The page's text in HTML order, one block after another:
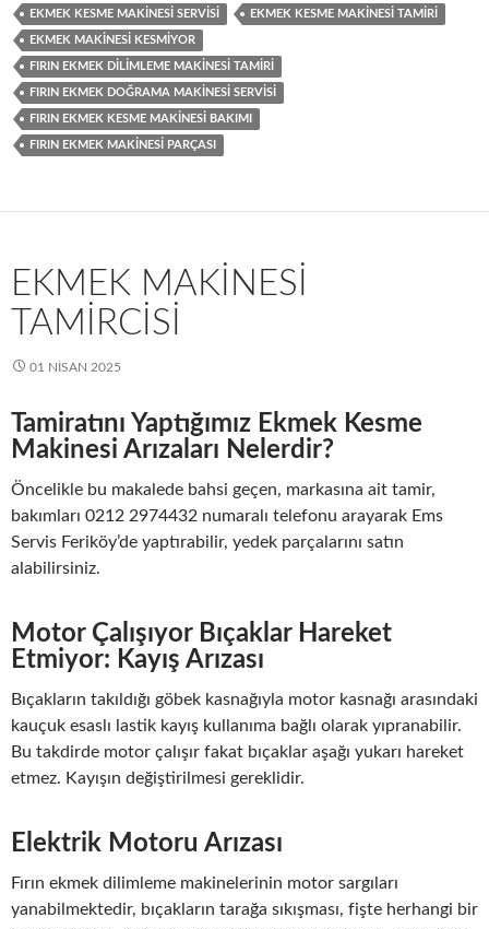
EKMEK KESME MAKINESI SERVISI EKMEK KESME MAKINESI TAMIRI
EKMEK MAKINESI KESMIYOR
FIRIN EKMEK DILIMLEME MAKINESI TAMIRI
FIRIN EKMEK DOĞRAMA MAKINESI SERVISI
FIRIN EKMEK KESME MAKINESI BAKIMI
FIRIN EKMEK MAKINESI PARÇASI
EKMEK MAKINESI
TAMIRCISI
01 NISAN 2025
Tamiratını Yaptığımız Ekmek Kesme
Makinesi Arızaları Nelerdir?
Öncelikle bu makalede bahsi geçen, markasına ait tamir,
bakımları 0212 2974432 numaralı telefonu arayarak Ems
Servis Feriköy’de yaptırabilir, yedek parçalarını satın
alabilirsiniz.
Motor Çalışıyor Bıçaklar Hareket
Etmiyor: Kayış Arızası
Bıçakların takıldığı göbek kasnağıyla motor kasnağı arasındaki
kauçuk esaslı lastik kayış kullanıma bağlı olarak yıpranabilir.
Bu takdirde motor çalışır fakat bıçaklar aşağı yukarı hareket
etmez. Kayışın değiştirilmesi gereklidir.
Elektrik Motoru Arızası
Fırın ekmek dilimleme makinelerinin motor sargıları
yanabilmektedir, bıçakların tarağa sıkışması, fişte herhangi bir